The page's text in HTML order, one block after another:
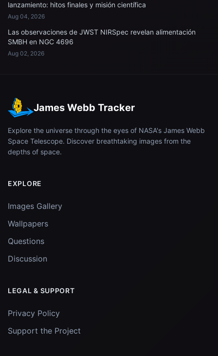
lanzamiento: hitos finales y misión científica
Aug 04, 2026
Las observaciones de JWST NIRSpec revelan alimentación
SMBH en NGC 4696
Aug 02, 2026
James Webb Tracker
Explore the universe through the eyes of NASA's James Webb
Space Telescope. Discover breathtaking images from the
depths of space.
EXPLORE
Images Gallery
Wallpapers
Questions
Discussion
LEGAL & SUPPORT
Privacy Policy
Support the Project